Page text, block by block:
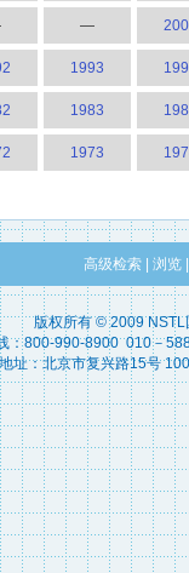
—
1993
1983
1973
高级检索| 浏览|
版权所有 © 2009 NSTL
：800-990-8900 010－
地址：北京市复兴路15号